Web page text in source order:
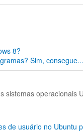
8?
Sim, consegue...
sistemas operacionais
de usuário no Ubuntu